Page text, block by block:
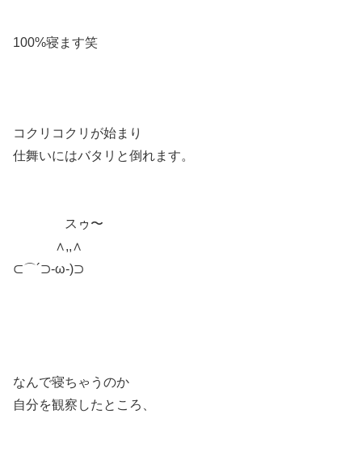
100%寝ます笑
コクリコクリが始まり
仕舞いにはバタリと倒れます。
スゥ〜
∧,,∧
⊂⌒´⊃-ω-)⊃
なんで寝ちゃうのか
自分を観察したところ、